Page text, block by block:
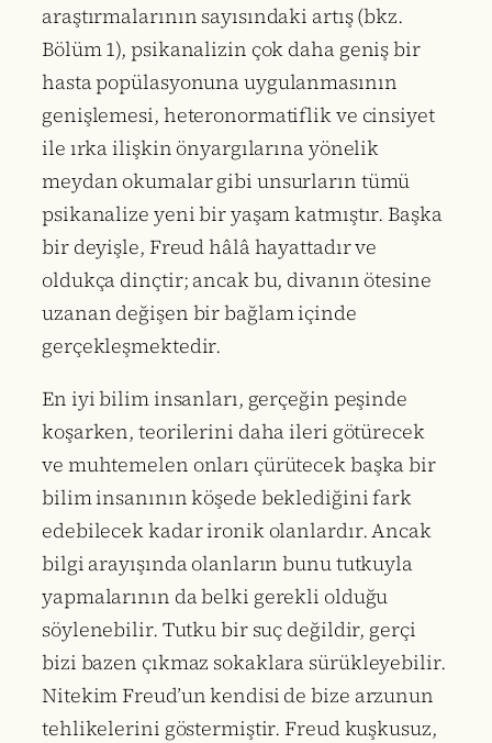
araştırmalarının sayısındaki artış (bkz.
Bölüm 1), psikanalizin çok daha geniş bir
hasta popülasyonuna uygulanmasının
genişlemesi, heteronormatiflik ve cinsiyet
ile ırka ilişkin önyargılarına yönelik
meydan okumalar gibi unsurların tümü
psikanalize yeni bir yaşam katmıştır. Başka
bir deyişle, Freud hâlâ hayattadır ve
oldukça dinçtir; ancak bu, divanın ötesine
uzanan değişen bir bağlam içinde
gerçekleşmektedir.
En iyi bilim insanları, gerçeğin peşinde
koşarken, teorilerini daha ileri götürecek
ve muhtemelen onları çürütecek başka bir
bilim insanının köşede beklediğini fark
edebilecek kadar ironik olanlardır. Ancak
bilgi arayışında olanların bunu tutkuyla
yapmalarının da belki gerekli olduğu
söylenebilir. Tutku bir suç değildir, gerçi
bizi bazen çıkmaz sokaklara sürükleyebilir.
Nitekim Freud’un kendisi de bize arzunun
tehlikelerini göstermiştir. Freud kuşkusuz,